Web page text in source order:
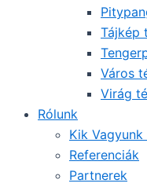
Tájkép
Város
Virág
Rólunk
Kik Vagyunk
Referenciák
Partnerek